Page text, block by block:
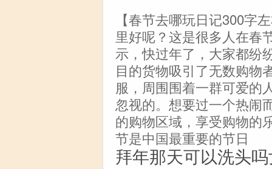
【春节去哪玩日记300字
里好呢？这是很多人在春
示，快过年了，大家都纷
目的货物吸引了无数购物
服，周围围着一群可爱的
忽视的。想要过一个热闹
的购物区域，享受购物的
节是中国最重要的节日
拜年那天可以洗头